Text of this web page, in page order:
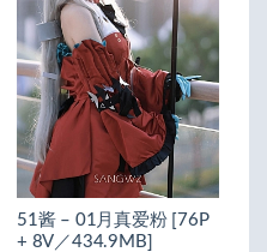
51酱 – 01月真爱粉 [76P
+ 8V／434.9MB]